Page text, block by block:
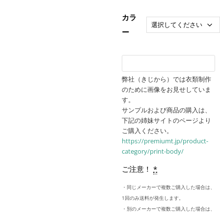
カラ
ー
弊社（きじから）では衣類制作
のために画像をお見せしていま
す。
サンプルおよび商品の購入は、
下記の姉妹サイトのページより
ご購入ください。
https://premiumt.jp/product-
category/print-body/
ご注意！ *
・同じメーカーで複数ご購入した場合は、
1回のみ送料が発生します。
・別のメーカーで複数ご購入した場合は、